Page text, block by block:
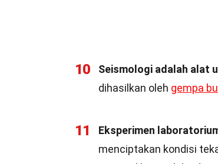
10 Seismologi adalah alat
dihasilkan oleh gempa
11 Eksperimen
menciptakan kondisi